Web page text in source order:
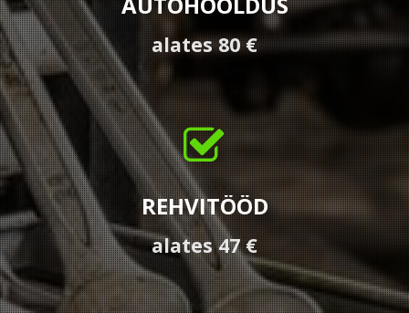
alates 80 €
REHVITÖÖD
alates 47 €